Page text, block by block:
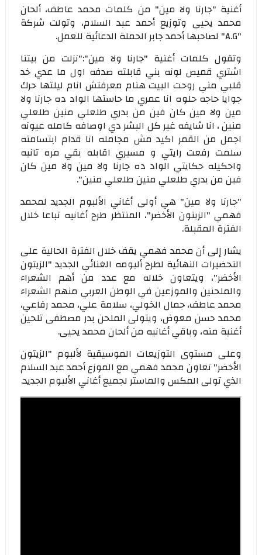
أغنية "جارنا ولا مين" من كلمات محمد عاطف، ألحان
محمد يحيى وتوزيع أحمد عبد السلام، وتولت شركة
"A.G" لصاحبها أحمد جابر الحملة الدعائية للعمل.
وتقول كلمات أغنية "جارنا ولا مين":"نزلت من بيتنا
اشتري قميص لونه بني قابلته صدفه اول ما عدي خد
قلبي مني روحت البيت هنام معرفتش انام ليلتها حرك
جوايا حاجه حلوه انا عمري ما حاستها الواد ده جارنا ولا
مين ولا مين كان فين من بدري طلعلي منين طلعلي
منين ، انا شايفه غير كل البشر دي اوصافه كامله عيونه
اجمل من القمر اكيد مش مجامله انا قدام ابتسامته
سلمت رفعت رايتي و مسيري اقابله بقي مره تانيه
واحكيله حكايتي الواد ده جارنا ولا مين ولا مين كان
فين من بدري طلعلي منين طلعلي منين".
"جارنا ولا مين" هي أولى أغاني الألبوم الجديد لمحمد
فهمي "الزيتون الأخضر"، المنتظر طرح أغانيه تباعا خلال
الفترة المقبلة.
يشار إلى أن محمد فهمي يقف خلال الفترة الحالية على
التحضيرات النهائية لطرح ألبومه الغنائي الجديد "الزيتون
الأخضر"، ويتعاون خلاله مع عدد من أهم الشعراء
والملحنين والموزعين في الوطن العربي منهم الشعراء
محمد عاطف، جمال الخولي، سلامة علي، محمد رفاعي،
محمد حسن معوض، ويتولى الملحن بدر مصطفى تلحين
أغنية منه، وباقي أغانيه من ألحان محمد يحيى.
وعلى مستوى التوزيعات الموسيقية لألبوم "الزيتون
الأخضر" تعاون محمد فهمي مع الموزع أحمد عبد السلام
الذي تولى المكس والماستر لجميع أغاني الألبوم الجديد.